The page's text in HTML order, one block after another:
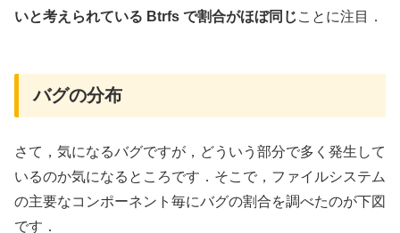
いと考えられている Btrfs で割合がほぼ同じことに注目．
バグの分布
さて，気になるバグですが，どういう部分で多く発生して
いるのか気になるところです．そこで，ファイルシステム
の主要なコンポーネント毎にバグの割合を調べたのが下図
です．